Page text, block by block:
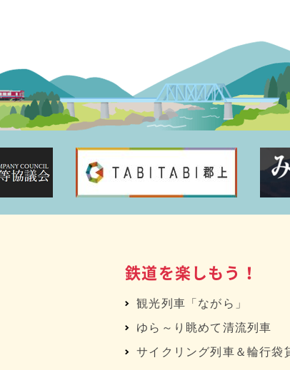
鉄道を楽しもう！
観光列車「ながら」
ゆら～り眺めて清流列車
サイクリング列車＆輪行袋